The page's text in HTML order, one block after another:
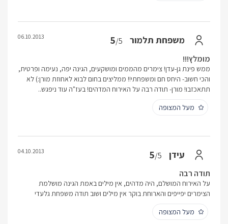
משפחת תלמור 5/5
06.10.2013
מומלץ!!!
ממש פינת גן-עדן! צימרים מהממים ומושקעים, הגינה יפה, נעימה ופרטית,
והכי חשוב- היחס חם ומשפחתי!! ממליצים בחום לבוא לאחוזת מורן:) לא
תתאכזבו! מורן- תודה רבה על האירוח המדהים! בעז"ה עוד ניפגש..
מעל המצופה
עידן 5/5
04.10.2013
תודה רבה
על האירוח המושלם, היה מדהים, אין מילים באמת הגינה מושלמת
הצימרים יפייפים והארוחת בוקר אין מילים ושוב תודה משפחת גלעדי
מעל המצופה